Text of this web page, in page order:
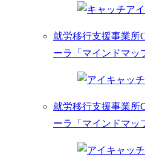
就労移行支援事業所
ーラ「マインドマッ
就労移行支援事業所
ーラ「マインドマッ